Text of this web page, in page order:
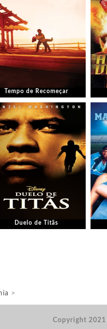
Tempo de Recomeçar
Duelo de Titãs
>
Copyright 2021